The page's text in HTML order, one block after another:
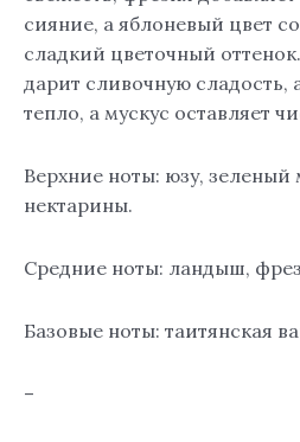
сияние, а яблоневый цвет
сладкий цветочный
дарит сливочную сладость,
тепло, а мускус оставляет
Верхние ноты: юзу, зеленый
нектарины.
Средние ноты: ландыш,
Базовые ноты: таитянская
–